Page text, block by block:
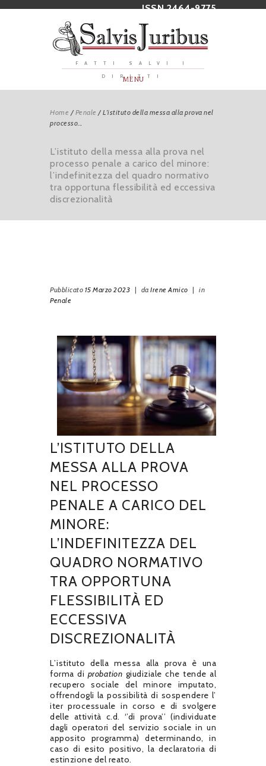
ISSN 2464-9775
FATTI SALVI I
DIRITTI
MENU
Home /Penale /L’istituto della messa alla prova nel
processo...
L’istituto della messa alla prova nel
processo penale a carico del minore:
l’indefinitezza del quadro normativo
tra opportuna flessibilità ed eccessiva
discrezionalità
Pubblicato 15 Marzo 2023 | da Irene Amico | in
Penale
L’ISTITUTO DELLA
MESSA ALLA PROVA
NEL PROCESSO
PENALE A CARICO DEL
MINORE:
L’INDEFINITEZZA DEL
QUADRO NORMATIVO
TRA OPPORTUNA
FLESSIBILITÀ ED
ECCESSIVA
DISCREZIONALITÀ
L’istituto della messa alla prova è una
forma di probation giudiziale che tende al
recupero sociale del minore imputato,
offrendogli la possibilità di sospendere l’
iter processuale in corso e di svolgere
delle attività c.d. ‘’di prova’’ (individuate
dagli operatori del servizio sociale in un
apposito programma) determinando, in
caso di esito positivo, la declaratoria di
estinzione del reato.